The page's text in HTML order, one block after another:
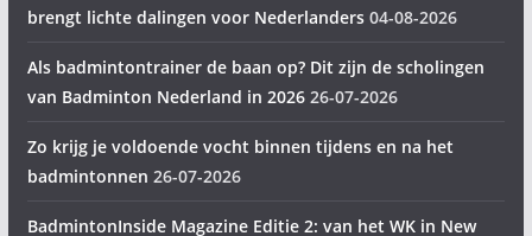
brengt lichte dalingen voor Nederlanders 04-08-2026
Als badmintontrainer de baan op? Dit zijn de scholingen
van Badminton Nederland in 2026 26-07-2026
Zo krijg je voldoende vocht binnen tijdens en na het
badmintonnen 26-07-2026
BadmintonInside Magazine Editie 2: van het WK in New